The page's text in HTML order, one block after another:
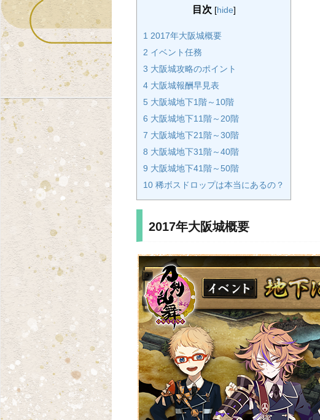
目次 [hide]
1 2017年大阪城概要
2 イベント任務
3 大阪城攻略のポイント
4 大阪城報酬早見表
5 大阪城地下1階～10階
6 大阪城地下11階～20階
7 大阪城地下21階～30階
8 大阪城地下31階～40階
9 大阪城地下41階～50階
10 稀ボスドロップは本当にあるの？
2017年大阪城概要